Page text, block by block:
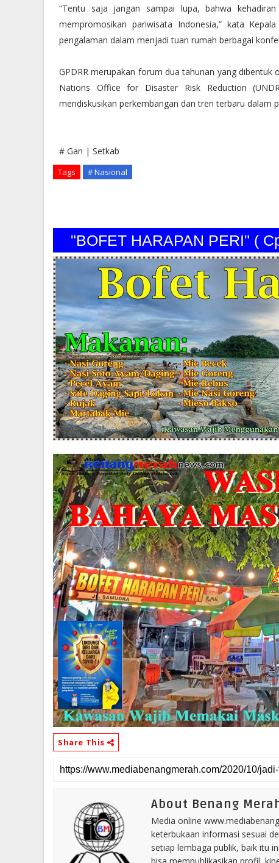
“Tentu saja jangan sampai lupa, bahwa
mempromosikan pariwisata Indonesia,” kata
pengalaman dalam menjadi tuan rumah berbagai
GPDRR merupakan forum dua tahunan yang
Nations Office for Disaster Risk Reduction
mendiskusikan perkembangan dan tren terbaru dalam
# Gan | Setkab
Tags # Nasional
"BOFET HARAPAN PERI" ( Cp
Share This
About Benang
Media online
keterbukaan informasi sesuai
setiap lembaga publik, baik itu